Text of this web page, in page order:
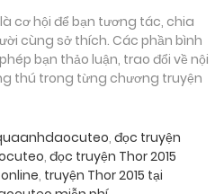
cơ hội để bạn tương tác, chia
cùng sở thích. Các phần bình
bạn thảo luận, trao đổi về nội
thú trong từng chương truyện
, đọc truyện
, đọc truyện Thor 2015
, truyện Thor 2015 tại